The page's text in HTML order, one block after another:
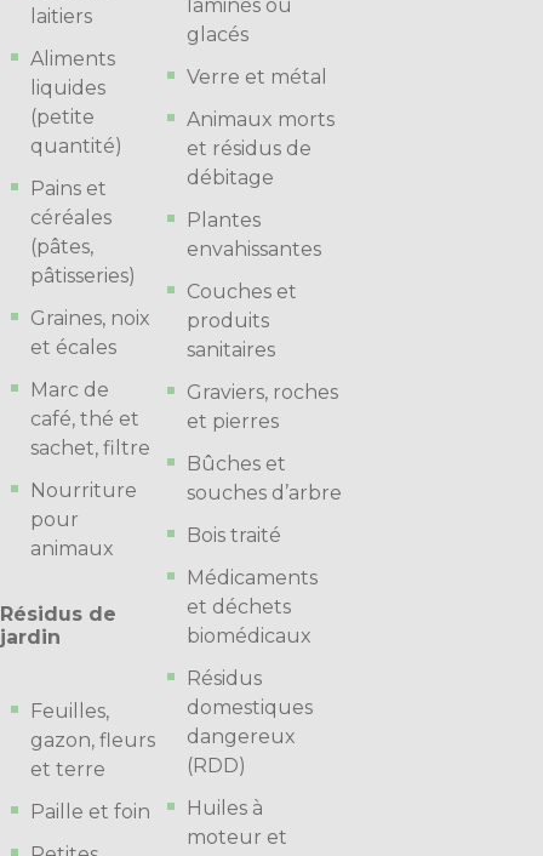
laitiers
Aliments
liquides
(petite
quantité)
Pains et
céréales
(pâtes,
pâtisseries)
Graines, noix
et écales
Marc de
café, thé et
sachet, filtre
Nourriture
pour
animaux
Résidus de
jardin
Feuilles,
gazon, fleurs
et terre
Paille et foin
laminés ou
glacés
Verre et métal
Animaux morts
et résidus de
débitage
Plantes
envahissantes
Couches et
produits
sanitaires
Graviers, roches
et pierres
Bûches et
souches d’arbre
Bois traité
Médicaments
et déchets
biomédicaux
Résidus
domestiques
dangereux
(RDD)
Huiles à
moteur et